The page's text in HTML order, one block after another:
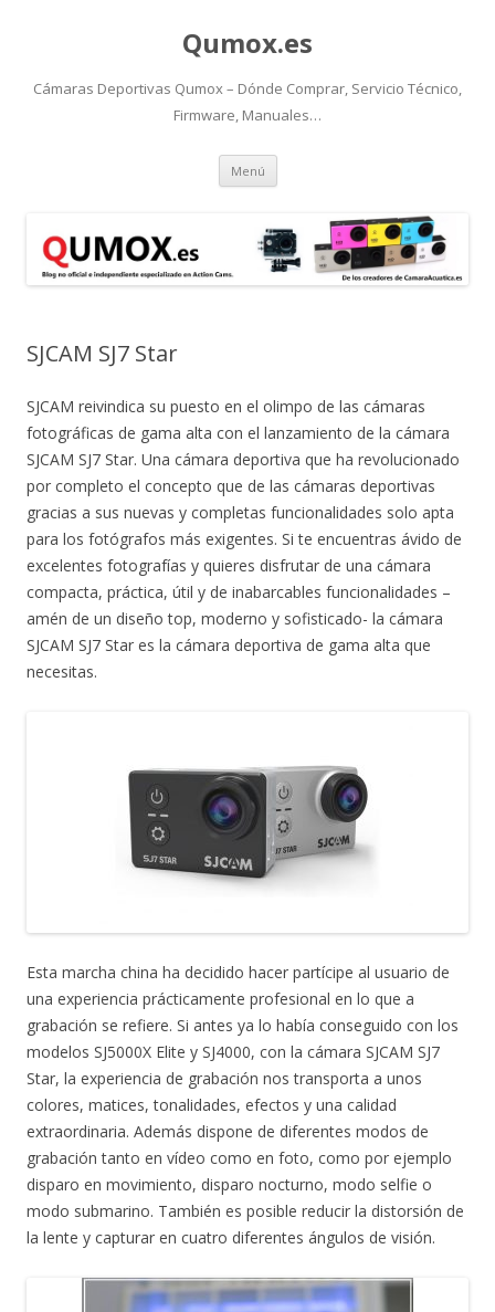
Qumox.es
Cámaras Deportivas Qumox – Dónde Comprar, Servicio Técnico,
Firmware, Manuales…
Menú Ir
contenido
SJCAM SJ7 Star
SJCAM reivindica su puesto en el olimpo de las cámaras
fotográficas de gama alta con el lanzamiento de la cámara
SJCAM SJ7 Star. Una cámara deportiva que ha revolucionado
por completo el concepto que de las cámaras deportivas
gracias a sus nuevas y completas funcionalidades solo apta
para los fotógrafos más exigentes. Si te encuentras ávido de
excelentes fotografías y quieres disfrutar de una cámara
compacta, práctica, útil y de inabarcables funcionalidades –
amén de un diseño top, moderno y sofisticado- la cámara
SJCAM SJ7 Star es la cámara deportiva de gama alta que
necesitas.
Esta marcha china ha decidido hacer partícipe al usuario de
una experiencia prácticamente profesional en lo que a
grabación se refiere. Si antes ya lo había conseguido con los
modelos SJ5000X Elite y SJ4000, con la cámara SJCAM SJ7
Star, la experiencia de grabación nos transporta a unos
colores, matices, tonalidades, efectos y una calidad
extraordinaria. Además dispone de diferentes modos de
grabación tanto en vídeo como en foto, como por ejemplo
disparo en movimiento, disparo nocturno, modo selfie o
modo submarino. También es posible reducir la distorsión de
la lente y capturar en cuatro diferentes ángulos de visión.